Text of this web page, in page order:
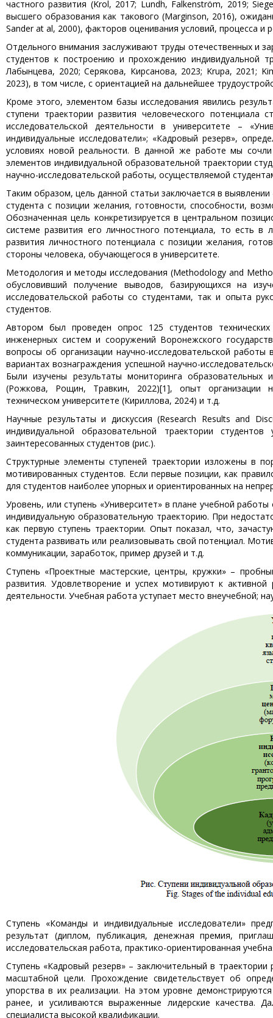
частного развития (Krol, 2017; Lundh, Falkenström, 2019;
высшего образования как такового (Marginson, 2016),
Sander at al, 2000), факторов оценивания условий, процесса и
Отдельного внимания заслуживают труды отечественных и
студентов к построению и прохождению индивидуальной
Лабынцева, 2020; Серякова, Кирсанова, 2023; Krupa, 2021;
2023), в том числе, с ориентацией на дальнейшее
Кроме этого, элементом базы исследования явились
ступени траектории развития человеческого потенциала
исследовательской деятельности в университете –
индивидуальные исследователи»; «Кадровый резерв»,
условиях новой реальности. В данной же работе мы
элементов индивидуальной образовательной траектории
научно-исследовательской работы, осуществляемой
Таким образом, цель данной статьи заключается в
студента с позиции желания, готовности, способности,
Обозначенная цель конкретизируется в центральном
системе развития его личностного потенциала, то есть в
развития личностного потенциала с позиции желания,
стороны человека, обучающегося в университете.
Методология и методы исследования (Methodology and
обусловивший получение выводов, базирующихся на
исследовательской работы со студентами, так и опыта
студентов.
Автором был проведен опрос 125 студентов
инженерных систем и сооружений Воронежского
вопросы об организации научно-исследовательской
вариантах вознаграждения успешной научно-
Были изучены результаты мониторинга образовательных
(Рожкова, Рощин, Травкин, 2022)[1], опыт организации
техническом университете (Кириллова, 2024) и т.д.
Научные результаты и дискуссия (Research Results and
индивидуальной образовательной траектории
заинтересованных студентов (рис.).
Структурные элементы ступеней траектории изложены в
мотивированных студентов. Если первые позиции, как
для студентов наиболее упорных и ориентированных на
Уровень, или ступень «Университет» в плане учебной
индивидуальную образовательную траекторию. При
как первую ступень траектории. Опыт показал, что,
студента развивать или реализовывать свой потенциал.
коммуникации, заработок, пример друзей и т.д.
Ступень «Проектные мастерские, центры, кружки» –
развития. Удовлетворение и успех мотивируют к
деятельности. Учебная работа уступает место внеучебной;
Ступень «Команды и индивидуальные исследователи»
результат (диплом, публикация, денежная премия,
исследовательская работа, практико-ориентированная
Ступень «Кадровый резерв» – заключительный в
масштабной цели. Прохождение свидетельствует об
упорства в их реализации. На этом уровне
ранее, и усиливаются выраженные лидерские качества.
специалиста высокой квалификации.